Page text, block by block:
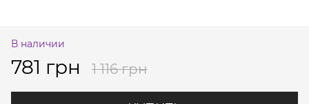
В наличии
781 грн 1 116 грн